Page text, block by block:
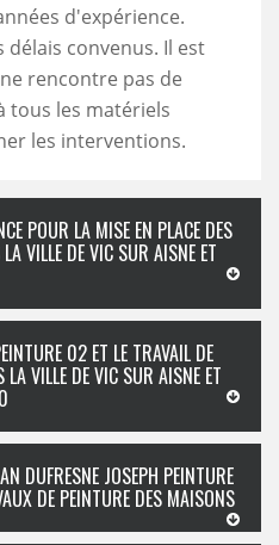
d'expérience.
délais convenus. Il est
rencontre pas de
tous les matériels
les interventions.
POUR LA MISE EN PLACE DES
VILLE DE VIC SUR AISNE ET
02 ET LE TRAVAIL DE
VILLE DE VIC SUR AISNE ET
DUFRESNE JOSEPH PEINTURE
DE PEINTURE DES MAISONS